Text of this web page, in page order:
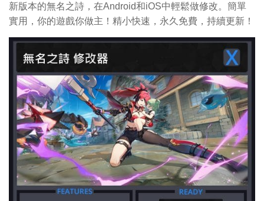
新版本的無名之詩，在Android和iOS中輕鬆做修改。簡單
實用，你的遊戲你做主！精小快速，永久免費，持續更新！